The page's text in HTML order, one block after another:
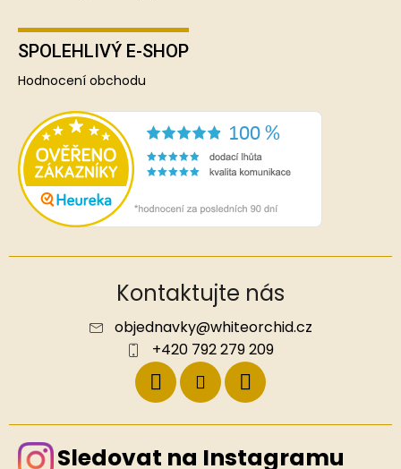
SPOLEHLIVÝ E-SHOP
Hodnocení obchodu
Kontaktujte nás
objednavky@whiteorchid.cz
+420 792 279 209
Sledovat na Instagramu